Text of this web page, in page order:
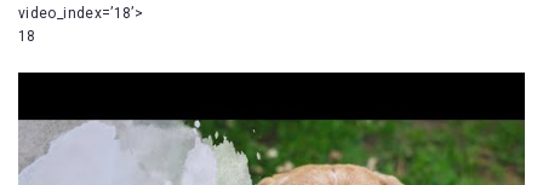
video_index=’18’>
18